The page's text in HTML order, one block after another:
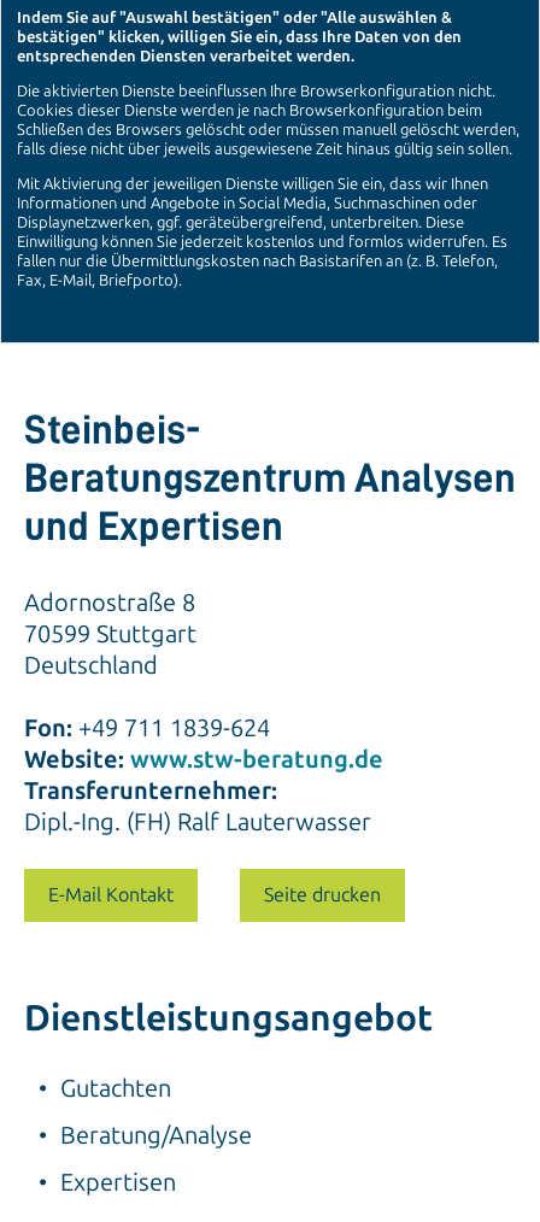
Steinbeis-
Beratungszentrum Analysen
und Expertisen
Adornostraße 8
70599 Stuttgart
Deutschland
Fon: +49 711 1839-624
Website: www.stw-beratung.de
Transferunternehmer:
Dipl.-Ing. (FH) Ralf Lauterwasser
E-Mail Kontakt Seite drucken
Dienstleistungsangebot
Gutachten
Beratung/Analyse
Expertisen